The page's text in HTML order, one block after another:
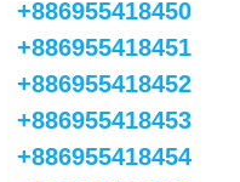
+886955418450
+886955418451
+886955418452
+886955418453
+886955418454